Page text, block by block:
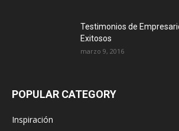
Testimonios de
Exitosos
marzo 9, 2016
POPULAR CATEGORY
Inspiración